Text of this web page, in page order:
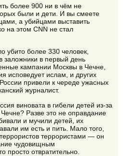
более 900 ни в чём не
были и дети. И вы смеете
а убийцами выставить
на этом CNN не стал
убито более 330 человек,
заложники в первый день
кампании Москвы в Чечне,
исповедует ислам, и других
привели к череде ужасных
журналист.
виновата в гибели детей из-за
Разве это не оправдание
и мучили детей, их
им есть и пить. Мало того,
террористами — он
чудовищным
просто отвратительно.